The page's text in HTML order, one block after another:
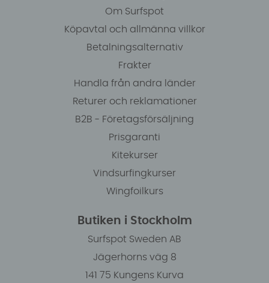
Om Surfspot
Köpavtal och allmänna villkor
Betalningsalternativ
Frakter
Handla från andra länder
Returer och reklamationer
B2B - Företagsförsäljning
Prisgaranti
Kitekurser
Vindsurfingkurser
Wingfoilkurs
Butiken i Stockholm
Surfspot Sweden AB
Jägerhorns väg 8
141 75 Kungens Kurva